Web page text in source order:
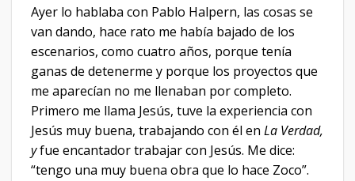
Ayer lo hablaba con Pablo Halpern, las cosas se
van dando, hace rato me había bajado de los
escenarios, como cuatro años, porque tenía
ganas de detenerme y porque los proyectos que
me aparecían no me llenaban por completo.
Primero me llama Jesús, tuve la experiencia con
Jesús muy buena, trabajando con él en La Verdad,
yfue encantador trabajar con Jesús. Me dice:
“tengo una muy buena obra que lo hace Zoco”.